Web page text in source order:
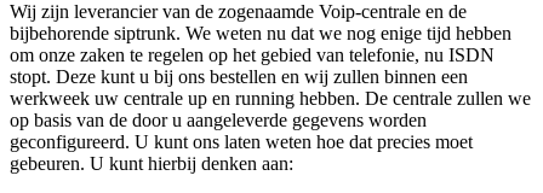
Wij zijn leverancier van de zogenaamde Voip-centrale en de
bijbehorende siptrunk. We weten nu dat we nog enige tijd hebben
om onze zaken te regelen op het gebied van telefonie, nu ISDN
stopt. Deze kunt u bij ons bestellen en wij zullen binnen een
werkweek uw centrale up en running hebben. De centrale zullen we
op basis van de door u aangeleverde gegevens worden
geconfigureerd. U kunt ons laten weten hoe dat precies moet
gebeuren. U kunt hierbij denken aan: